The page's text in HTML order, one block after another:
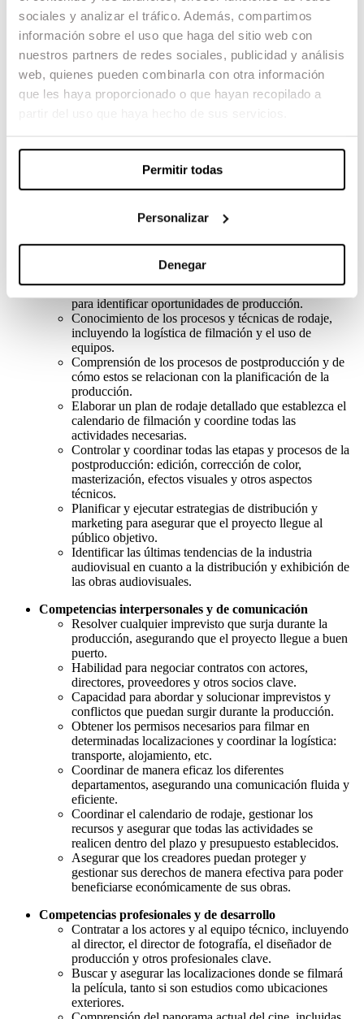
sociales y analizar el tráfico. Además, compartimos
información sobre el uso que haga del sitio web con
nuestros partners de redes sociales, publicidad y análisis
web, quienes pueden combinarla con otra información
que les haya proporcionado o que hayan recopilado a
Permitir todas
Personalizar
Denegar
Conocer las leyes aplicables al sector audiovisual,
incluyendo los derechos de autor, la propiedad
intelectual y los derechos de imagen.
Poseer los conocimientos necesarios de gestión
financiera: elaboración de presupuestos, búsqueda de
financiación, control de costes, negociación de
contratos, análisis de riesgos y planificación
aspectos de la producción, controlando costes y
maximizando recursos.
a la producción cinematográfica.
específicas del marketing audiovisual.
Competencias analíticas y de planificación
Habilidad para analizar el mercado y la competencia
para identificar oportunidades de producción.
Conocimiento de los procesos y técnicas de rodaje,
incluyendo la logística de filmación y el uso de
equipos.
Comprensión de los procesos de postproducción y de
cómo estos se relacionan con la planificación de la
producción.
Elaborar un plan de rodaje detallado que establezca el
calendario de filmación y coordine todas las
actividades necesarias.
Controlar y coordinar todas las etapas y procesos de la
postproducción: edición, corrección de color,
masterización, efectos visuales y otros aspectos
técnicos.
Planificar y ejecutar estrategias de distribución y
marketing para asegurar que el proyecto llegue al
público objetivo.
Identificar las últimas tendencias de la industria
audiovisual en cuanto a la distribución y exhibición de
las obras audiovisuales.
Competencias interpersonales y de comunicación
Resolver cualquier imprevisto que surja durante la
producción, asegurando que el proyecto llegue a buen
puerto.
Habilidad para negociar contratos con actores,
directores, proveedores y otros socios clave.
Capacidad para abordar y solucionar imprevistos y
conflictos que puedan surgir durante la producción.
Obtener los permisos necesarios para filmar en
determinadas localizaciones y coordinar la logística:
transporte, alojamiento, etc.
Coordinar de manera eficaz los diferentes
departamentos, asegurando una comunicación fluida y
eficiente.
Coordinar el calendario de rodaje, gestionar los
recursos y asegurar que todas las actividades se
realicen dentro del plazo y presupuesto establecidos.
Asegurar que los creadores puedan proteger y
gestionar sus derechos de manera efectiva para poder
beneficiarse económicamente de sus obras.
Competencias profesionales y de desarrollo
Contratar a los actores y al equipo técnico, incluyendo
al director, el director de fotografía, el diseñador de
producción y otros profesionales clave.
Buscar y asegurar las localizaciones donde se filmará
la película, tanto si son estudios como ubicaciones
exteriores.